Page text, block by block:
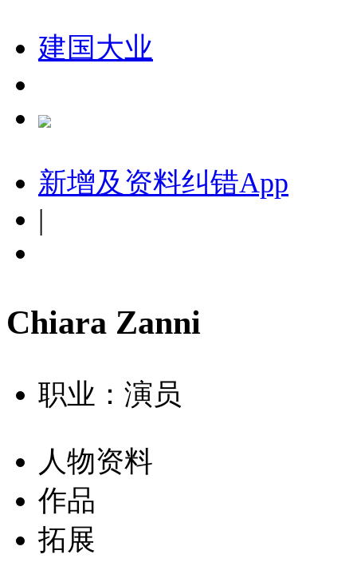
建国大业
新增及资料纠错App
|
Chiara Zanni
职业：演员
人物资料
作品
拓展